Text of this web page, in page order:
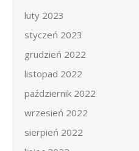
luty 2023
styczeń 2023
grudzień 2022
listopad 2022
październik 2022
wrzesień 2022
sierpień 2022